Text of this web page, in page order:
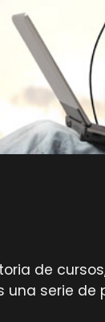
de
serie